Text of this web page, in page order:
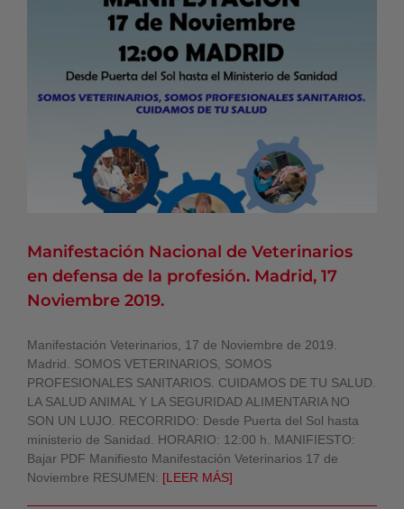
Manifestación Nacional de Veterinarios
en defensa de la profesión. Madrid, 17
Noviembre 2019.
Manifestación Nacional de Veterinarios
en defensa de la profesión. Madrid, 17
Noviembre 2019.
Manifestación Veterinarios, 17 de Noviembre de 2019.
Madrid. SOMOS VETERINARIOS, SOMOS
PROFESIONALES SANITARIOS. CUIDAMOS DE TU SALUD.
LA SALUD ANIMAL Y LA SEGURIDAD ALIMENTARIA NO
SON UN LUJO. RECORRIDO: Desde Puerta del Sol hasta
ministerio de Sanidad. HORARIO: 12:00 h. MANIFIESTO:
Bajar PDF Manifiesto Manifestación Veterinarios 17 de
Noviembre RESUMEN: [LEER MÁS]